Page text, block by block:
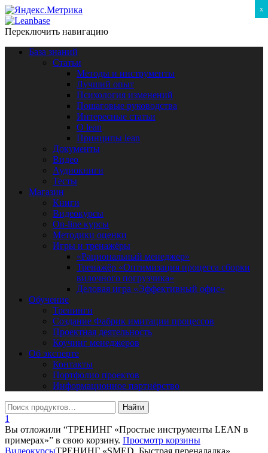
Переключить навигацию
База знаний
Статьи
Методы и инструменты
Лучший опыт
Психология изменений
Пошаговые руководства
Интересные статьи
O lean
Принципы lean
Документы
Видео
Аудиокниги
Тесты
Магазин
Книги
Видеокурсы
On-line курсы
Методики оценки
Игры и тренажёры
«Рациональный менеджер»
Тренажёр «Оптимизация процесса сборки
вилочного погрузчика»
Деловая игра «Эффективный офис»
Обучение
Тренинги
Создание Фабрик имитации процессов
Проектная деятельность
Коучинг менеджеров
Об эксперте
Контакты
Портфолио проектов
Информационное партнёрство
1
Вы отложили “ТРЕНИНГ «Простые инструменты LEAN в
примерах»” в свою корзину. Просмотр корзины
ВидеокурсыТРЕНИНГ «SMED. Быстрая переналадка»
x